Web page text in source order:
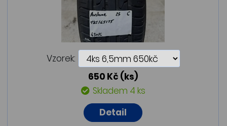
Vzorek:
650 Kč (ks)
Skladem 4 ks
Detail